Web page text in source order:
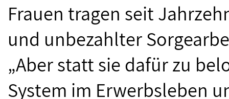
Frauen tragen seit
und unbezahlter
„Aber statt sie dafür zu
System im Erwerbsleben